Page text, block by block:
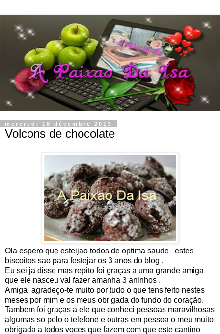
mercredi 18 décembre 2013
Volcons de chocolate
Ola espero que esteijao todos de optima saude estes
biscoitos sao para festejar os 3 anos do blog .
Eu sei ja disse mas repito foi graças a uma grande amiga
que ele nasceu vai fazer amanha 3 aninhos .
Amiga agradeço-te muito por tudo o que tens feito nestes
meses por mim e os meus obrigada do fundo do coração.
Tambem foi graças a ele que conheci pessoas maravilhosas
algumas so pelo o telefone e outras em pessoa o meu muito
obrigada a todos voces que fazem com que este cantino